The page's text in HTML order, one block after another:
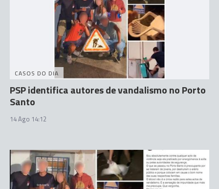
CASOS DO DIA
PSP identifica autores de vandalismo no Porto
Santo
14 Ago 14:12